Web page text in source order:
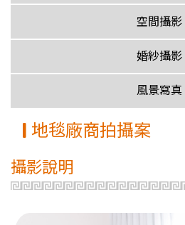
空間攝影
婚紗攝影
風景寫真
地毯廠商拍攝案
攝影說明